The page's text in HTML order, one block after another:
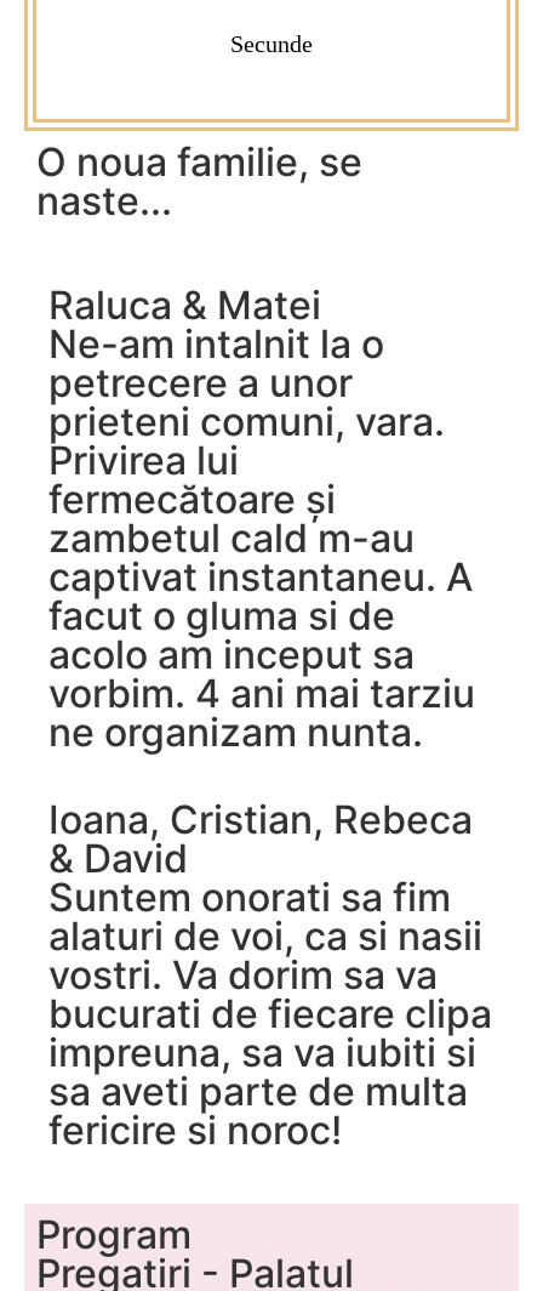
Secunde
O noua familie, se
naste...
Raluca & Matei
Ne-am intalnit la o
petrecere a unor
prieteni comuni, vara.
Privirea lui
fermecătoare și
zambetul cald m-au
captivat instantaneu. A
facut o gluma si de
acolo am inceput sa
vorbim. 4 ani mai tarziu
ne organizam nunta.
Ioana, Cristian, Rebeca
& David
Suntem onorati sa fim
alaturi de voi, ca si nasii
vostri. Va dorim sa va
bucurati de fiecare clipa
impreuna, sa va iubiti si
sa aveti parte de multa
fericire si noroc!
Program
Pregatiri - Palatul